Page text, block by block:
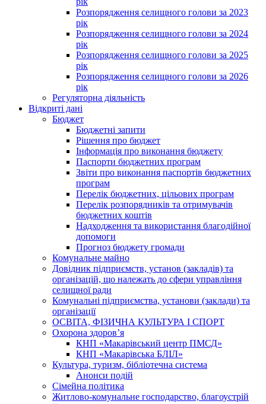
Розпорядження селищного голови за 2023
рік
Розпорядження селищного голови за 2024
рік
Розпорядження селищного голови за 2025
рік
Розпорядження селищного голови за 2026
рік
Регуляторна діяльність
Відкриті дані
Бюджет
Бюджетні запити
Рішення про бюджет
Інформація про виконання бюджету
Паспорти бюджетних програм
Звіти про виконання паспортів бюджетних
програм
Перелік бюджетних, цільових програм
Перелік розпорядників та отримувачів
бюджетних коштів
Надходження та використання благодійної
допомоги
Прогноз бюджету громади
Комунальне майно
Довідник підприємств, установ (закладів) та
організацій, що належать до сфери управління
селищної ради
Комунальні підприємства, установи (заклади) та
організації
ОСВІТА, ФІЗИЧНА КУЛЬТУРА І СПОРТ
Охорона здоров’я
КНП «Макарівський центр ПМСД»
КНП «Макарівська БЛІЛ»
Культура, туризм, бібліотечна система
Анонси подій
Сімейна політика
Житлово-комунальне господарство, благоустрій